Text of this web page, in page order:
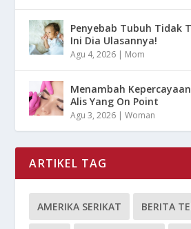
Penyebab Tubuh Tidak
Ini Dia Ulasannya!
Agu 4, 2026 | Mom
Menambah
Alis Yang On Point
Agu 3, 2026 |Woman
ARTIKEL TAG
AMERIKA SERIKAT BERITA